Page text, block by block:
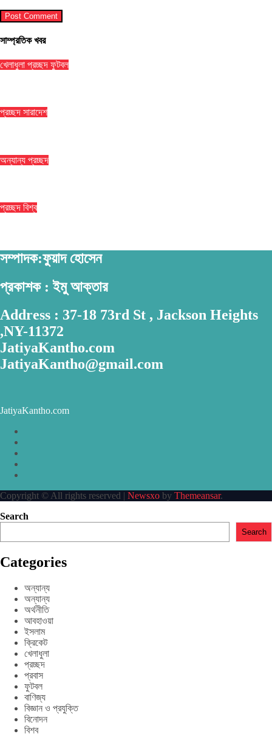
সাম্প্রতিক খবর
খেলাধুলা প্রচ্ছদ ফুটবল
প্রচ্ছদ সারাদেশ
অন্যান্য প্রচ্ছদ
প্রচ্ছদ বিশ্ব
সম্পাদক:ফুয়াদ হোসেন
প্রকাশক : ইমু আক্তার
Address : 37-18 73rd St , Jackson Heights
,NY-11372
JatiyaKantho.com
JatiyaKantho@gmail.com
JatiyaKantho.com
Copyright © All rights reserved | Newsxo by Themeansar.
Search
Search
Categories
অন্যান্য
অন্যান্য
অর্থনীতি
আবহাওয়া
ইসলাম
ক্রিকেট
খেলাধুলা
প্রচ্ছদ
প্রবাস
ফুটবল
বাণিজ্য
বিজ্ঞান ও প্রযুক্তি
বিনোদন
বিশ্ব